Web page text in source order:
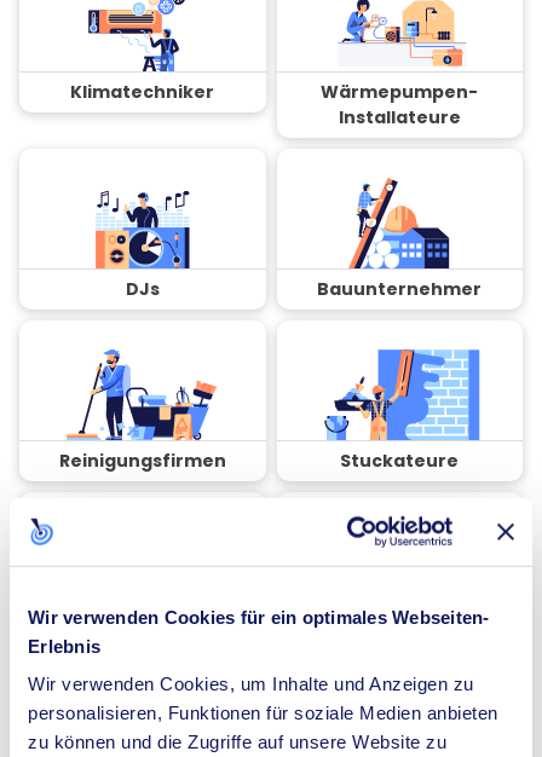
Wir verwenden Cookies für ein optimales Webseiten-
Erlebnis
Wir verwenden Cookies, um Inhalte und Anzeigen zu
personalisieren, Funktionen für soziale Medien anbieten
zu können und die Zugriffe auf unsere Website zu
Klimatechniker
Wärmepumpen-
Installateure
DJs Bauunternehmer
Reinigungsfirmen Stuckateure
Coaches
Spezialisten für